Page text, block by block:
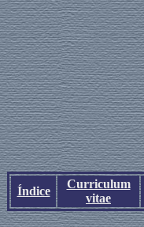
Índice
Curriculum
vitae